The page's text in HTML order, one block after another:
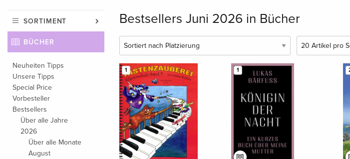
SORTIMENT
BÜCHER
Neuheiten Tipps
Unsere Tipps
Special Price
Vorbesteller
Bestsellers
Über alle Jahre
2026
Über alle Monate
August
Bestsellers Juni 2026 in Bücher
1 1